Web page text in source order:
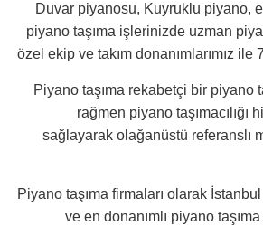
Duvar piyanosu, Kuyruklu piyano,
piyano taşıma işlerinizde uzman
özel ekip ve takım donanımlarımız
Piyano taşıma rekabetçi bir piyano
rağmen piyano taşımacılığı
sağlayarak olağanüstü referanslı
Piyano taşıma firmaları olarak
ve en donanımlı piyano